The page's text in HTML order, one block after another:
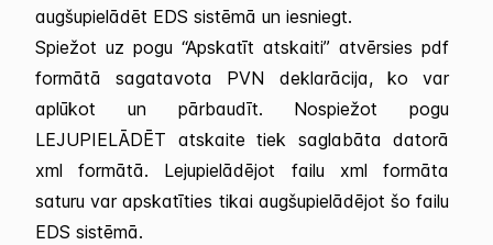
augšupielādēt EDS sistēmā un iesniegt.
Spiežot uz pogu “Apskatīt atskaiti” atvērsies pdf
formātā sagatavota PVN deklarācija, ko var
aplūkot un pārbaudīt. Nospiežot pogu
LEJUPIELĀDĒT atskaite tiek saglabāta datorā
xml formātā. Lejupielādējot failu xml formāta
saturu var apskatīties tikai augšupielādējot šo failu
EDS sistēmā.